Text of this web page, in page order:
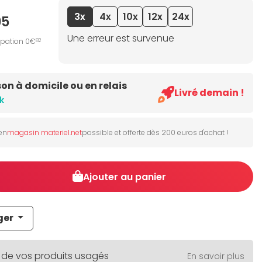
0€82
3x 4x 10x 12x
24x
Une erreur est survenue
à domicile ou en relais
Livré demain !
magasin materiel.netpossible et offerte dès 200 euros d'achat !
Ajouter au panier
de vos produits usagés En savoir plus